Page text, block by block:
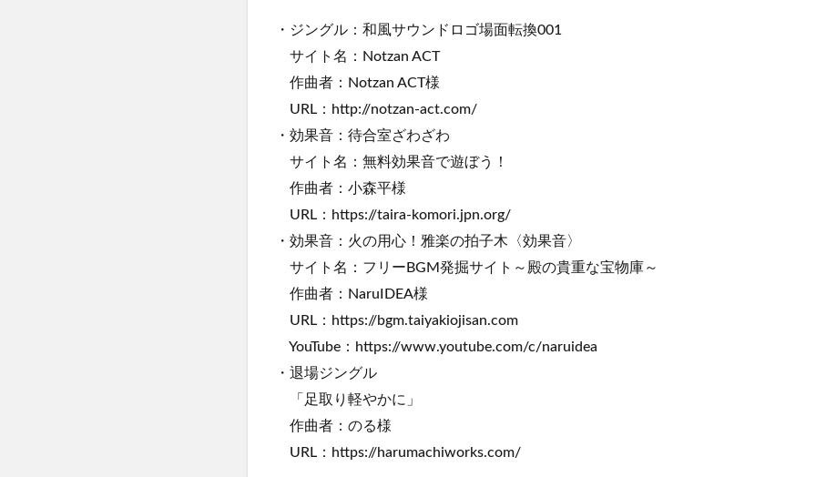
・ジングル：和風サウンドロゴ場面転換001
サイト名：Notzan ACT
作曲者：Notzan ACT様
URL：http://notzan-act.com/
・効果音：待合室ざわざわ
サイト名：無料効果音で遊ぼう！
作曲者：小森平様
URL：https://taira-komori.jpn.org/
・効果音：火の用心！雅楽の拍子木〈効果音〉
サイト名：フリーBGM発掘サイト～殿の貴重な宝物庫～
作曲者：NaruIDEA様
URL：https://bgm.taiyakiojisan.com
YouTube：https://www.youtube.com/c/naruidea
・退場ジングル
「足取り軽やかに」
作曲者：のる様
URL：https://harumachiworks.com/